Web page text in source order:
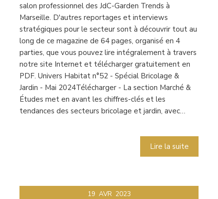
salon professionnel des JdC-Garden Trends à
Marseille. D'autres reportages et interviews
stratégiques pour le secteur sont à découvrir tout au
long de ce magazine de 64 pages, organisé en 4
parties, que vous pouvez lire intégralement à travers
notre site Internet et télécharger gratuitement en
PDF. Univers Habitat n°52 - Spécial Bricolage &
Jardin - Mai 2024Télécharger - La section Marché &
Études met en avant les chiffres-clés et les
tendances des secteurs bricolage et jardin, avec…
Lire la suite
19 AVR 2023